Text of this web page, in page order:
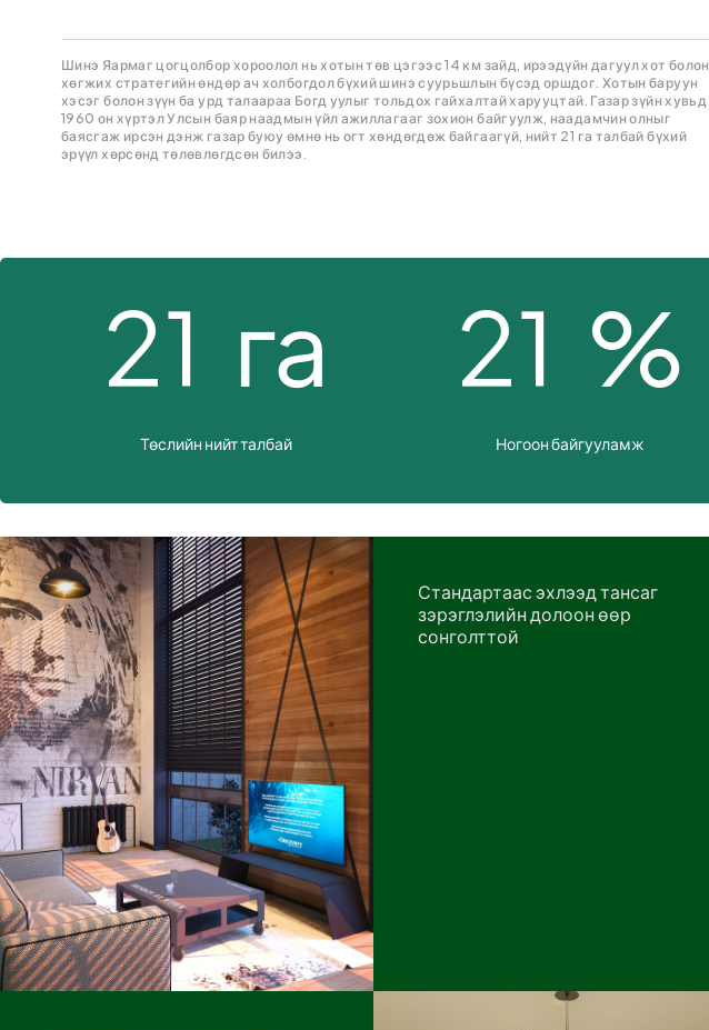
Шинэ Яармаг цогцолбор хороолол нь хотын төв цэгээс 14 км зайд, ирээдүйн дагуул хот болон
хөгжих стратегийн өндөр ач холбогдол бүхий шинэ суурьшлын бүсэд оршдог. Хотын баруун
хэсэг болон зүүн ба урд талаараа Богд уулыг тольдох гайхалтай харууцтай. Газар зүйн хувьд
1960 он хүртэл Улсын баяр наадмын үйл ажиллагааг зохион байгуулж, наадамчин олныг
баясгаж ирсэн дэнж газар буюу өмнө нь огт хөндөгдөж байгаагүй, нийт 21 га талбай бүхий
эрүүл хөрсөнд төлөвлөгдсөн билээ.
21 га
Төслийн нийт талбай
21 %
Ногоон байгууламж
Стандартаас эхлээд тансаг
зэрэглэлийн долоон өөр
сонголттой